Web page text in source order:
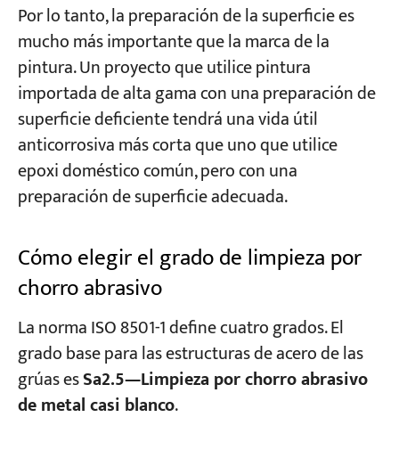
Por lo tanto, la preparación de la superficie es
mucho más importante que la marca de la
pintura. Un proyecto que utilice pintura
importada de alta gama con una preparación de
superficie deficiente tendrá una vida útil
anticorrosiva más corta que uno que utilice
epoxi doméstico común, pero con una
preparación de superficie adecuada.
Cómo elegir el grado de limpieza por
chorro abrasivo
La norma ISO 8501-1 define cuatro grados. El
grado base para las estructuras de acero de las
grúas esSa2.5—Limpieza por chorro abrasivo
de metal casi blanco.